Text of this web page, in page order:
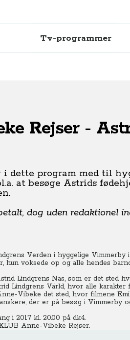
Tv-programmer
Rejser -
i dette program med til
at besøge Astrids
dog uden redaktionel
Verden i hyggelige Vimmerby
hun voksede op og alle hendes
Lindgrens Näs, som er det sted
Lindgrens Värld, hvor alle
Vibeke det sted, hvor filmene
der er på besøg i Vimmerby
i 2017 kl. 20.00 på dk4.
Anne-Vibeke Rejser.